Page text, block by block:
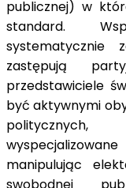
publicznej) w
standard.
zastępują
przedstawiciele
być aktywnymi
manipulując
swobodnej